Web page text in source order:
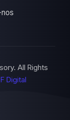
All Rights
Digital